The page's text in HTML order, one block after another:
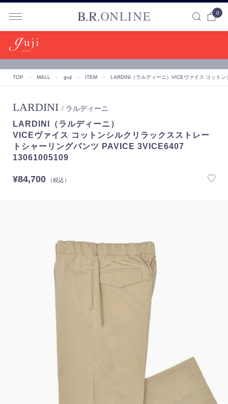
0
TOP ＞ MALL ＞ guji ＞ ITEM ＞ LARDINI（ラルディーニ） VICEヴァイス コット
LARDINI / ラルディーニ
LARDINI（ラルディーニ）
VICEヴァイス コットンシルクリラックスストレー
トシャーリングパンツ PAVICE 3VICE6407
13061005109
¥84,700（税込）